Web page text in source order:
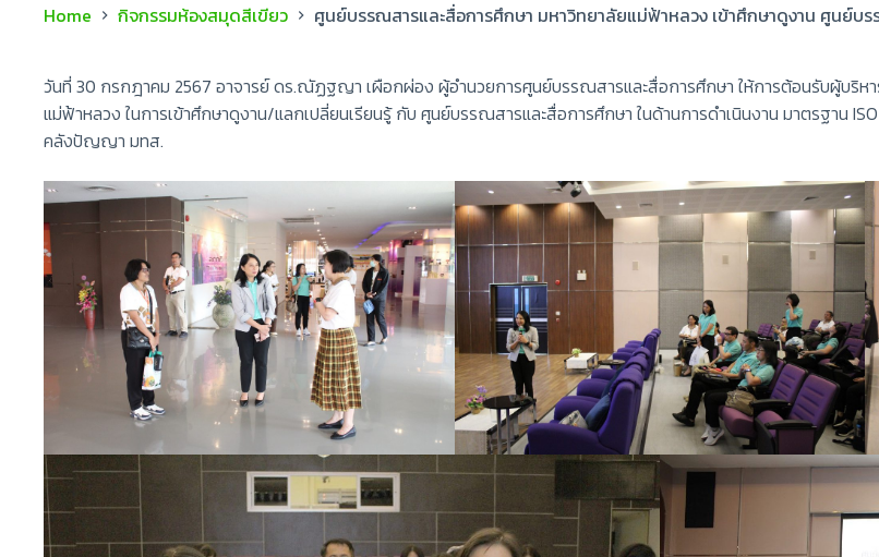
Home
กิจกรรมห้องสมุดสีเขียว ศูนย์บรรณสารและสื่อการศึกษา มหาวิทยาลัยแม่ฟ้าหลวง เข้าศึกษาดูงาน ศูนย์บ
วันที่ 30 กรกฎาคม 2567 อาจารย์ ดร.ณัฏฐญา เผือกผ่อง ผู้อำนวยการศูนย์บรรณสารและสื่อการศึกษา ให้การต้อนรับผู้บริห
แม่ฟ้าหลวง ในการเข้าศึกษาดูงาน/แลกเปลี่ยนเรียนรู้ กับ ศูนย์บรรณสารและสื่อการศึกษา ในด้านการดำเนินงาน มาตรฐาน
คลังปัญญา มทส.